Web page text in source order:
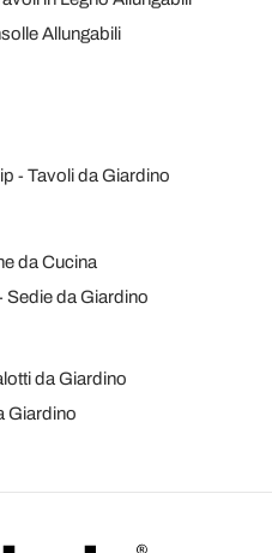
Allungabili
Tavoli da Giardino
da Cucina
Sedie da Giardino
da Giardino
Giardino